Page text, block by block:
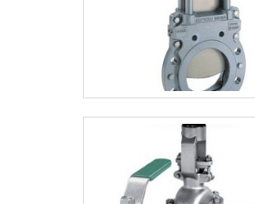
oferecer a satisfação da venda
final, com foco total na qualidade.
equipe com profissionais
atender indústrias,
condomínios e demais
estão esperando seu contato
todas as suas dúvidas e melhor
MAIOR REFERÊNCIA NO
Somente na Sansei